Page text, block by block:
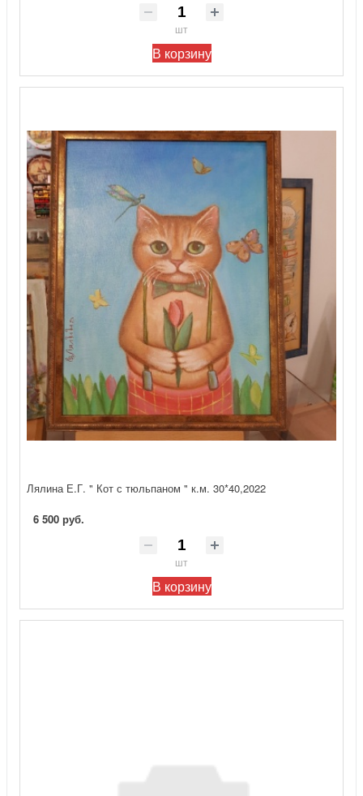
шт
В корзину
Лялина Е.Г. " Кот с тюльпаном " к.м. 30*40,2022
6 500 руб.
шт
В корзину